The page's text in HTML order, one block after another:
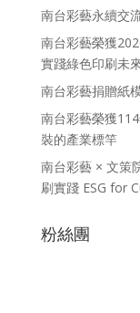
南台彩藝永續交
南台彩藝榮獲
實踐綠色印刷未
南台彩藝捐贈紙
南台彩藝榮獲
裝的產業標竿
南台彩藝 × 文
刷實踐 ESG for
粉絲團